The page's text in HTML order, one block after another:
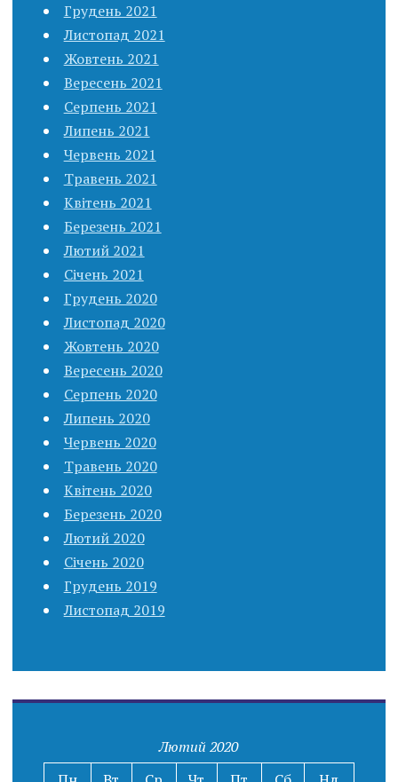
Грудень 2021
Листопад 2021
Жовтень 2021
Вересень 2021
Серпень 2021
Липень 2021
Червень 2021
Травень 2021
Квітень 2021
Березень 2021
Лютий 2021
Січень 2021
Грудень 2020
Листопад 2020
Жовтень 2020
Вересень 2020
Серпень 2020
Липень 2020
Червень 2020
Травень 2020
Квітень 2020
Березень 2020
Лютий 2020
Січень 2020
Грудень 2019
Листопад 2019
Лютий 2020